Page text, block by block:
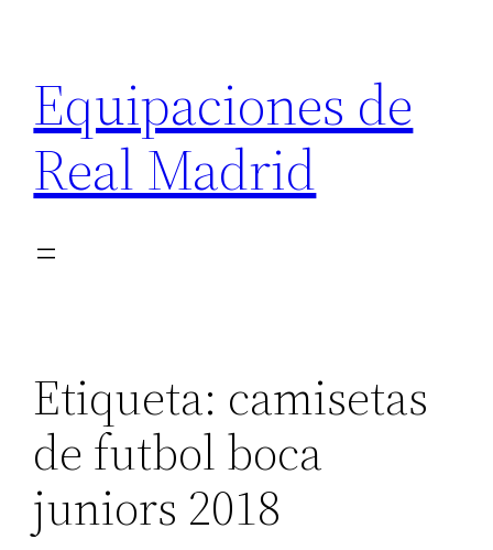
contenido
Equipaciones de
Real Madrid
Etiqueta: camisetas
de futbol boca
juniors 2018